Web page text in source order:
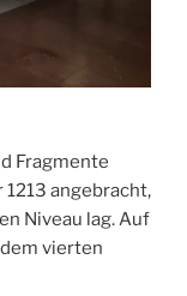
Fragmente
angebracht,
Niveau lag. Auf
vierten